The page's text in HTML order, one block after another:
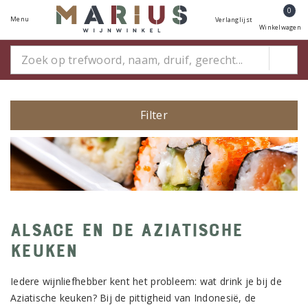
Menu Verlanglijst
0
Winkelwagen
Filter
Alsace en de Aziatische
keuken
Iedere wijnliefhebber kent het probleem: wat drink je bij de
Aziatische keuken? Bij de pittigheid van Indonesië, de